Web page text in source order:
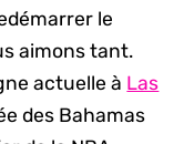
le
aimons tant.
actuelle à Las
des Bahamas